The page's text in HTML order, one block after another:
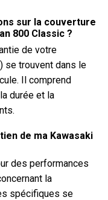
sur la couverture
800 Classic ?
de votre
se trouvent dans le
Il comprend
durée et la
de ma Kawasaki
des performances
la
spécifiques se